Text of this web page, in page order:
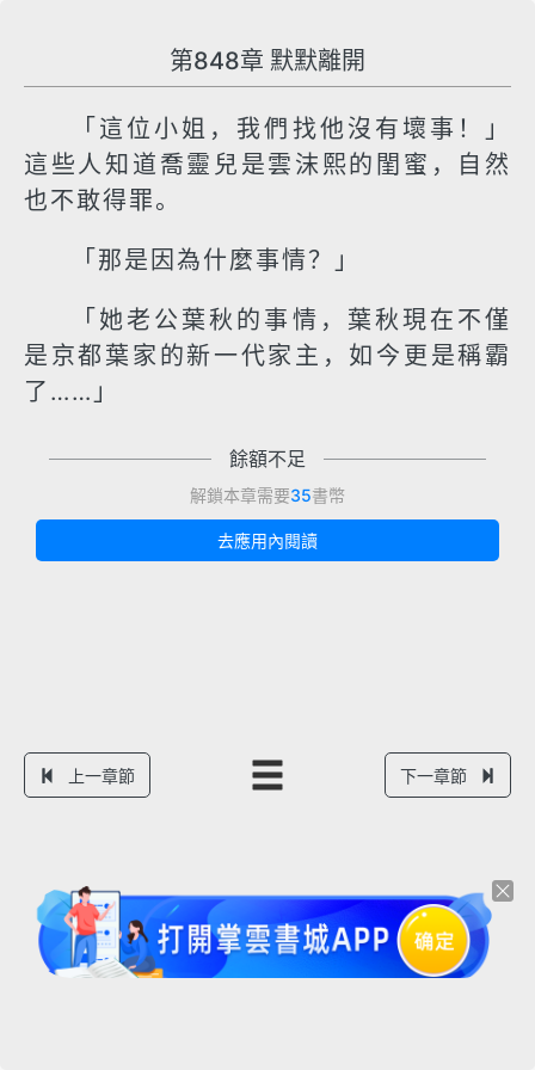
第848章 默默離開
「這位小姐，我們找他沒有壞事！」
這些人知道喬靈兒是雲沫熙的閨蜜，自然
也不敢得罪。
「那是因為什麼事情？」
「她老公葉秋的事情，葉秋現在不僅
是京都葉家的新一代家主，如今更是稱霸
了……」
餘額不足
解鎖本章需要35書幣
去應用內閱讀
上一章節 下一章節